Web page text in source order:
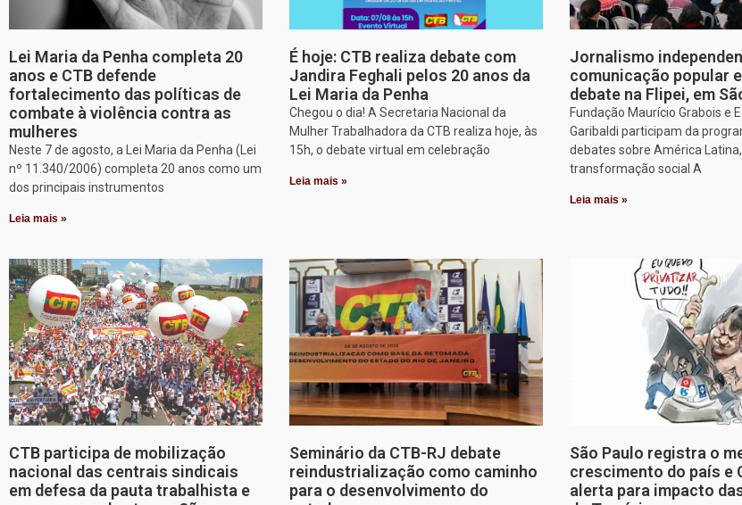
Lei Maria da Penha completa 20
anos e CTB defende
fortalecimento das políticas de
combate à violência contra as
mulheres
Neste 7 de agosto, a Lei Maria da Penha (Lei
nº 11.340/2006) completa 20 anos como um
dos principais instrumentos
Leia mais »
É hoje: CTB realiza debate com
Jandira Feghali pelos 20 anos da
Lei Maria da Penha
Chegou o dia! A Secretaria Nacional da
Mulher Trabalhadora da CTB realiza hoje, às
15h, o debate virtual em celebração
Leia mais »
Jornalismo
comunicação popular
debate na Flipei, em
Fundação Maurício Grabois e
Garibaldi participam da
debates sobre América
transformação social A
Leia mais »
CTB participa de mobilização
nacional das centrais sindicais
em defesa da pauta trabalhista e
Seminário da CTB-RJ debate
reindustrialização como caminho
para o desenvolvimento do
São Paulo registra o
crescimento do país e
alerta para impacto